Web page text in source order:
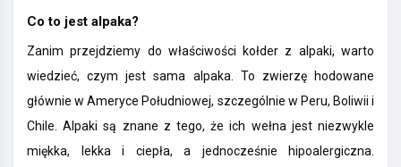
Co to jest alpaka?
Zanim przejdziemy do właściwości kołder z alpaki, warto
wiedzieć, czym jest sama alpaka. To zwierzę hodowane
głównie w Ameryce Południowej, szczególnie w Peru, Boliwii i
Chile. Alpaki są znane z tego, że ich wełna jest niezwykle
miękka, lekka i ciepła, a jednocześnie hipoalergiczna.